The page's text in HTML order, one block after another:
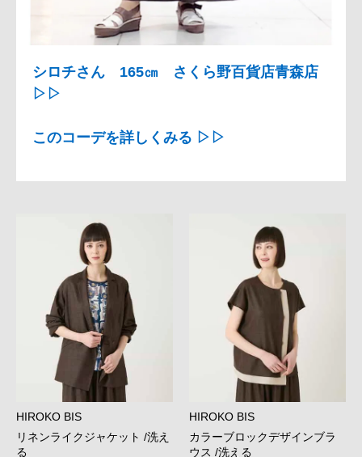
シロチさん 165㎝ さくら野百貨店青森店
▷▷
このコーデを詳しくみる ▷▷
HIROKO BIS
リネンライクジャケット /洗え
る
HIROKO BIS
カラーブロックデザインブラ
ウス /洗える